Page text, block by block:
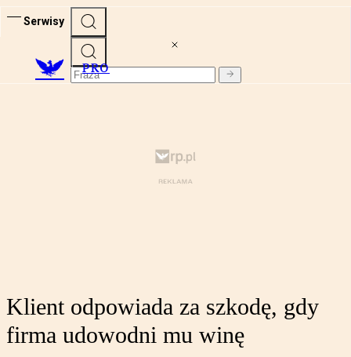
Serwisy
PRO
Klient odpowiada za szkodę, gdy
firma udowodni mu winę